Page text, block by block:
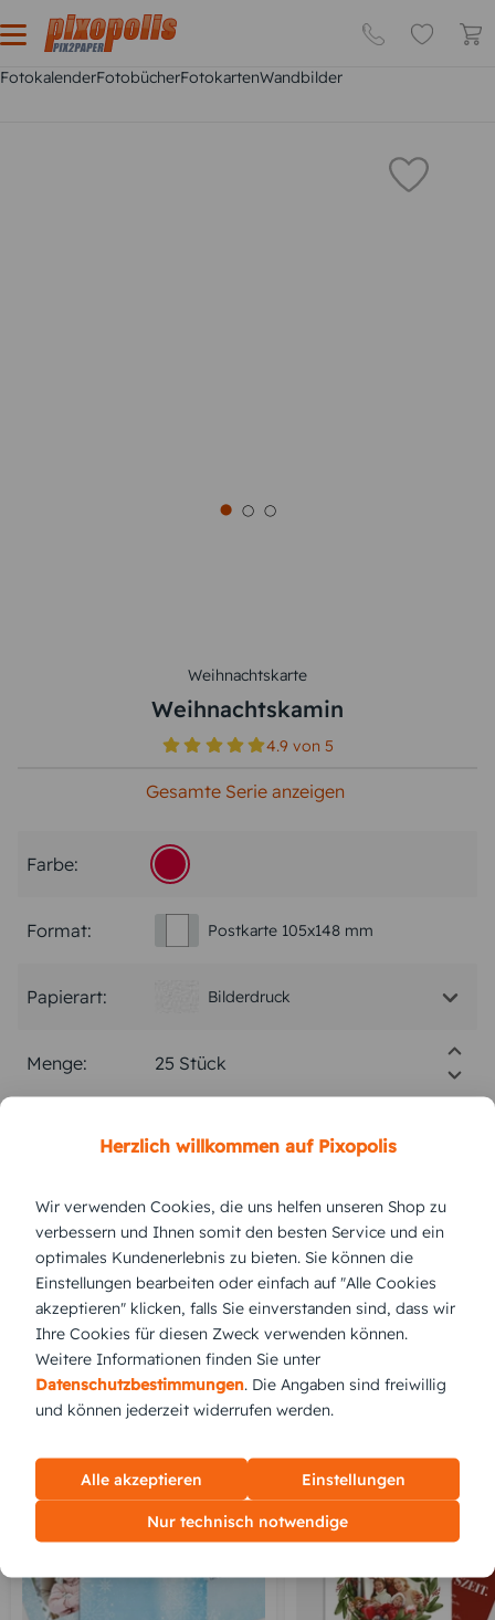
FotokalenderFotobücherFotokartenWandbilder
Weihnachtskarte
Weihnachtskamin
4.9 von5
Gesamte Serie anzeigen
Farbe:
Format: Postkarte 105x148 mm
Papierart: Bilderdruck
Menge:
Gesamtpreis: 22,00 €
Versand vsl.Dienstag, 11.8.2026
jetzt gestalten
Herzlich willkommen auf Pixopolis
Wir verwenden Cookies, die uns helfen unseren Shop zu
verbessern und Ihnen somit den besten Service und ein
optimales Kundenerlebnis zu bieten. Sie können die
Einstellungen bearbeiten oder einfach auf "Alle Cookies
akzeptieren" klicken, falls Sie einverstanden sind, dass wir
Ihre Cookies für diesen Zweck verwenden können.
Weitere Informationen finden Sie unter
Datenschutzbestimmungen. Die Angaben sind freiwillig
und können jederzeit widerrufen werden.
Alle akzeptieren Einstellungen
Nur technisch notwendige